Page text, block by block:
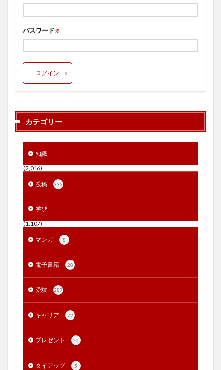
パスワード※
ログイン
カテゴリー
知識
(2,016)
投稿 333
学び
(1,107)
マンガ 8
電子書籍 28
受験 287
キャリア 72
プレゼント 20
タイアップ 5